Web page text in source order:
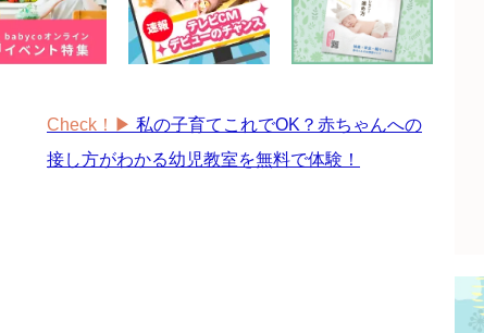
Check！▶︎ 私の子育てこれでOK？赤ちゃんへの
接し方がわかる幼児教室を無料で体験！
検索